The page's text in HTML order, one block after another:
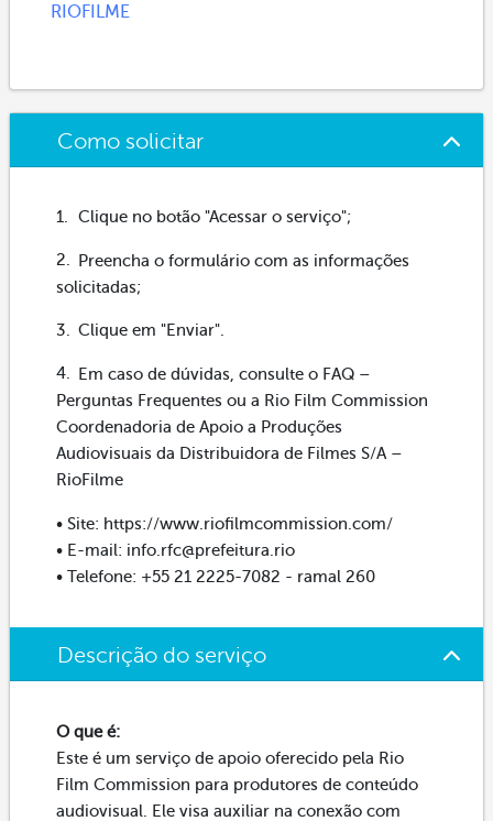
RIOFILME
Como solicitar
Clique no botão "Acessar o serviço";
Preencha o formulário com as informações
solicitadas;
Clique em "Enviar".
Em caso de dúvidas, consulte o FAQ –
Perguntas Frequentes ou a Rio Film Commission
Coordenadoria de Apoio a Produções
Audiovisuais da Distribuidora de Filmes S/A –
RioFilme
• Site: https://www.riofilmcommission.com/
• E-mail: info.rfc@prefeitura.rio
• Telefone: +55 21 2225-7082 - ramal 260
Descrição do serviço
O que é:
Este é um serviço de apoio oferecido pela Rio
Film Commission para produtores de conteúdo
audiovisual. Ele visa auxiliar na conexão com